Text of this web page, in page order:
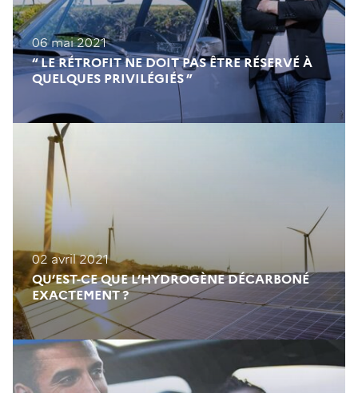
“ LE RÉTROFIT NE DOIT PAS ÊTRE RÉSERVÉ À
QUELQUES PRIVILÉGIÉS ”
06 mai 2021
QU’EST-CE QUE L’HYDROGÈNE DÉCARBONÉ
EXACTEMENT ?
02 avril 2021